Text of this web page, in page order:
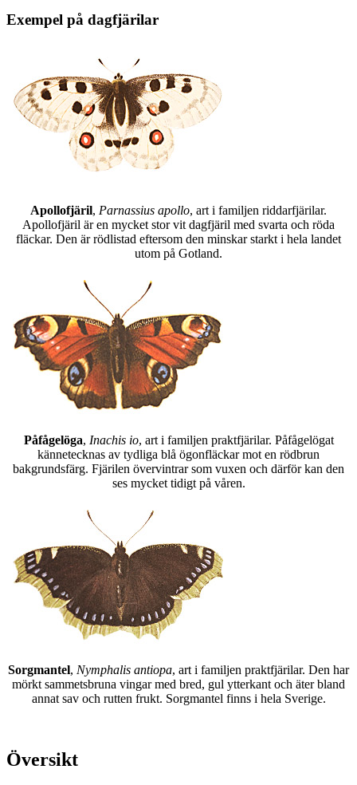
Exempel på dagfjärilar
Apollofjäril, Parnassius apollo, art i familjen riddarfjärilar.
Apollofjäril är en mycket stor vit dagfjäril med svarta och röda
fläckar. Den är rödlistad eftersom den minskar starkt i hela landet
utom på Gotland.
Påfågelöga, Inachis io, art i familjen praktfjärilar. Påfågelögat
kännetecknas av tydliga blå ögonfläckar mot en rödbrun
bakgrundsfärg. Fjärilen övervintrar som vuxen och därför kan den
ses mycket tidigt på våren.
Sorgmantel, Nymphalis antiopa, art i familjen praktfjärilar. Den har
mörkt sammetsbruna vingar med bred, gul ytterkant och äter bland
annat sav och rutten frukt. Sorgmantel finns i hela Sverige.
Översikt